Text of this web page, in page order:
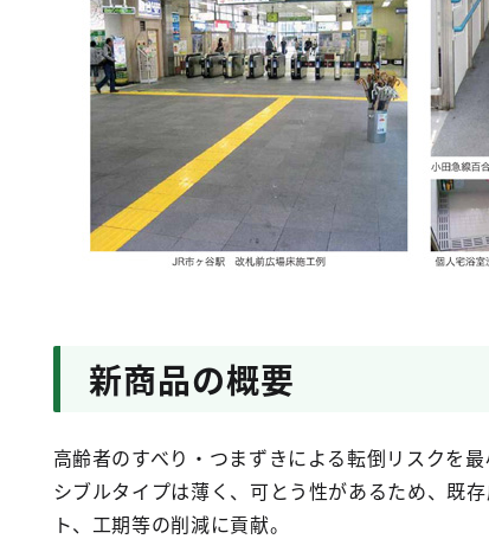
新商品の概要
高齢者のすべり・つまずきによる転倒リスクを
シブルタイプは薄く、可とう性があるため、既
ト、工期等の削減に貢献。